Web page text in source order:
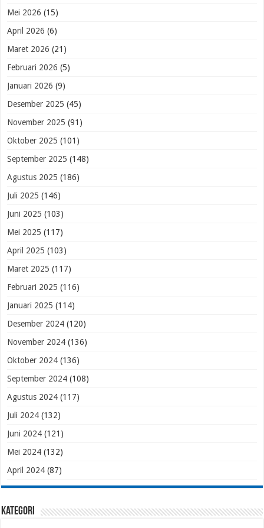
Mei 2026 (15)
April 2026 (6)
Maret 2026 (21)
Februari 2026 (5)
Januari 2026 (9)
Desember 2025 (45)
November 2025 (91)
Oktober 2025 (101)
September 2025 (148)
Agustus 2025 (186)
Juli 2025 (146)
Juni 2025 (103)
Mei 2025 (117)
April 2025 (103)
Maret 2025 (117)
Februari 2025 (116)
Januari 2025 (114)
Desember 2024 (120)
November 2024 (136)
Oktober 2024 (136)
September 2024 (108)
Agustus 2024 (117)
Juli 2024 (132)
Juni 2024 (121)
Mei 2024 (132)
April 2024 (87)
Kategori